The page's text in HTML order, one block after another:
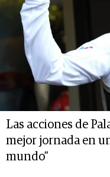
Las acciones de
mejor jornada en
mundo”